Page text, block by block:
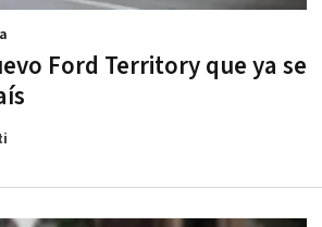
Ford Territory que ya se